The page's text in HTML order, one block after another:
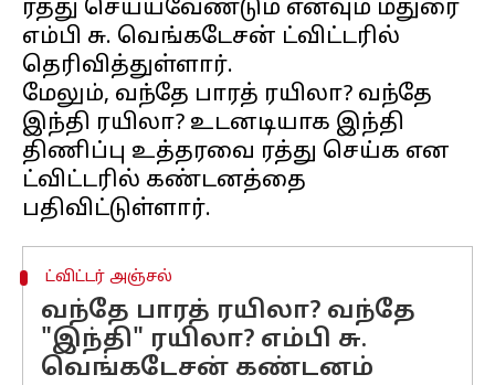
ரத்து செய்யவேண்டும் எனவும் மதுரை
எம்பி சு. வெங்கடேசன் ட்விட்டரில்
தெரிவித்துள்ளார்.
மேலும், வந்தே பாரத் ரயிலா? வந்தே
இந்தி ரயிலா? உடனடியாக இந்தி
திணிப்பு உத்தரவை ரத்து செய்க என
ட்விட்டரில் கண்டனத்தை
ட்விட்டர் அஞ்சல்
வந்தே பாரத் ரயிலா? வந்தே
"இந்தி" ரயிலா? எம்பி சு.
வெங்கடேசன் கண்டனம்